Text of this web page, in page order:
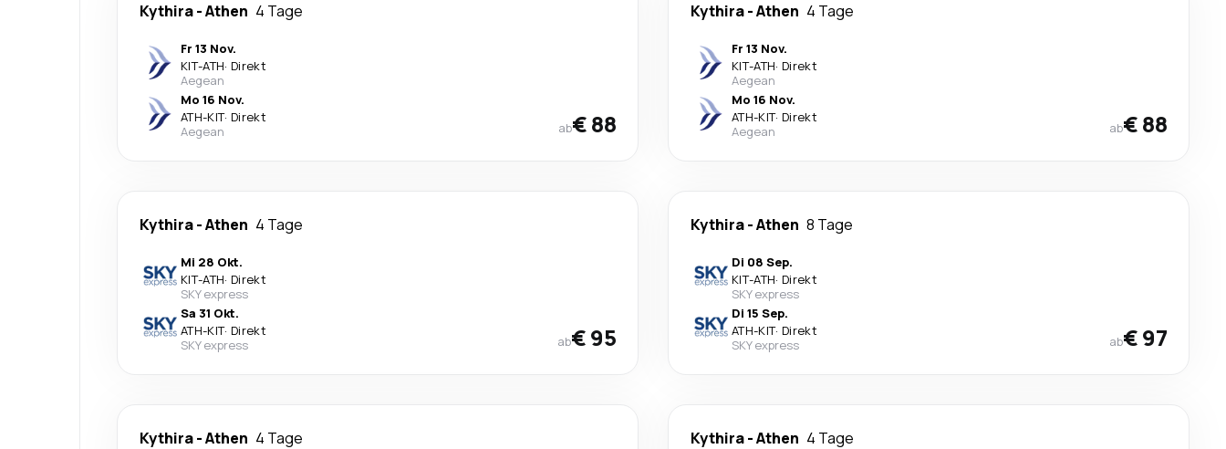
Kythira-Athen 4 Tage
Fr 13 Nov.
KIT-ATH· Direkt
Aegean
Mo 16 Nov.
ATH-KIT· Direkt
Aegean
ab€ 88
Kythira-Athen 4 Tage
Fr 13 Nov.
KIT-ATH· Direkt
Aegean
Mo 16 Nov.
ATH-KIT· Direkt
Aegean
ab€ 88
Kythira-Athen 4 Tage
Mi 28 Okt.
KIT-ATH· Direkt
SKY express
Sa 31 Okt.
ATH-KIT· Direkt
SKY express
ab€ 95
Kythira-Athen 8 Tage
Di 08 Sep.
KIT-ATH· Direkt
SKY express
Di 15 Sep.
ATH-KIT· Direkt
SKY express
ab€ 97
Kythira-Athen 4 Tage Kythira-Athen 4 Tage